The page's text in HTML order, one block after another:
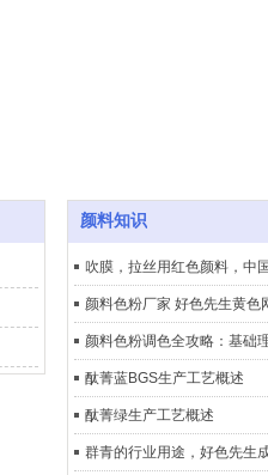
颜料知识
吹膜，拉丝用红色颜料
颜料色粉厂家 好色先生黄色
颜料色粉调色全攻略：基础
酞菁蓝BGS生产工艺概述
酞菁绿生产工艺概述
群青的行业用途，好色先生成